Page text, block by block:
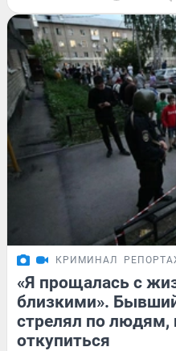
КРИМИНАЛ
«Я прощалась с
близкими».
стрелял по людям,
откупиться